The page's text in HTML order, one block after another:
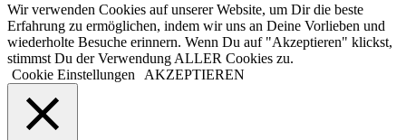
Wir verwenden Cookies auf unserer Website, um Dir die beste
Erfahrung zu ermöglichen, indem wir uns an Deine Vorlieben und
wiederholte Besuche erinnern. Wenn Du auf "Akzeptieren" klickst,
stimmst Du der Verwendung ALLER Cookies zu.
Cookie Einstellungen
AKZEPTIEREN